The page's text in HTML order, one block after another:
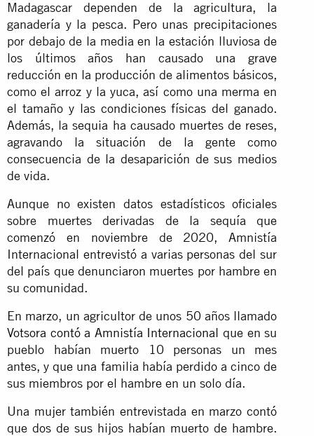
Madagascar dependen de la agricultura, la
ganadería y la pesca. Pero unas precipitaciones
por debajo de la media en la estación lluviosa de
los últimos años han causado una grave
reducción en la producción de alimentos básicos,
como el arroz y la yuca, así como una merma en
el tamaño y las condiciones físicas del ganado.
Además, la sequia ha causado muertes de reses,
agravando la situación de la gente como
consecuencia de la desaparición de sus medios
de vida.
Aunque no existen datos estadísticos oficiales
sobre muertes derivadas de la sequía que
comenzó en noviembre de 2020, Amnistía
Internacional entrevistó a varias personas del sur
del país que denunciaron muertes por hambre en
su comunidad.
En marzo, un agricultor de unos 50 años llamado
Votsora contó a Amnistía Internacional que en su
pueblo habían muerto 10 personas un mes
antes, y que una familia había perdido a cinco de
sus miembros por el hambre en un solo día.
Una mujer también entrevistada en marzo contó
que dos de sus hijos habían muerto de hambre.